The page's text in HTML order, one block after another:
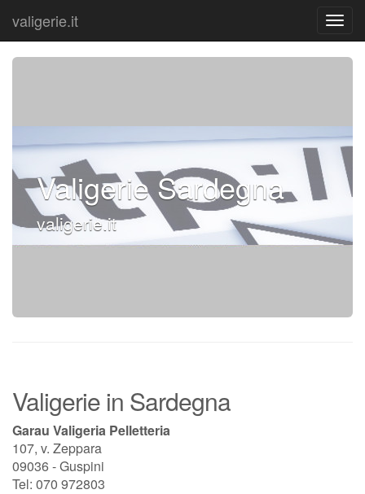
valigerie.it
Valigerie Sardegna
valigerie.it
Valigerie in Sardegna
Garau Valigeria Pelletteria
107, v. Zeppara
09036 - Guspini
Tel: 070 972803